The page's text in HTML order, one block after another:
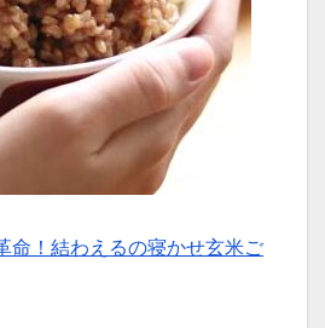
命！結わえるの寝かせ玄米ご